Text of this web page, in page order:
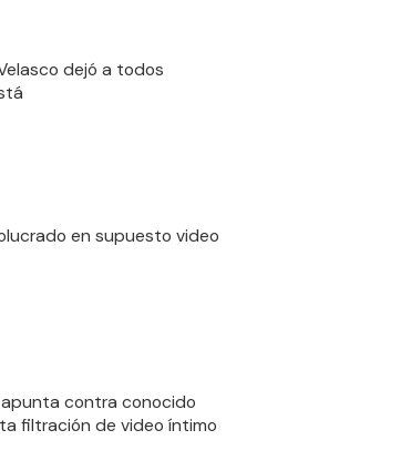
dejó a todos
en supuesto video
apunta contra conocido
filtración de video íntimo